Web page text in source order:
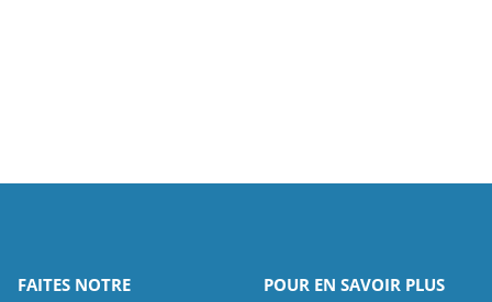
FAITES NOTRE
POUR EN SAVOIR PLUS